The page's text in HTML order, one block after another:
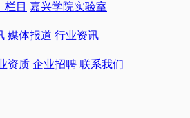
栏目 嘉兴学院实验室
媒体报道 行业资讯
资质 企业招聘 联系我们